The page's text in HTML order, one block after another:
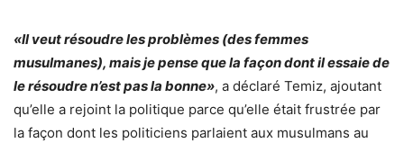
«Il veut résoudre les problèmes (des femmes
musulmanes), mais je pense que la façon dont il essaie de
le résoudre n’est pas la bonne», a déclaré Temiz, ajoutant
qu’elle a rejoint la politique parce qu’elle était frustrée par
la façon dont les politiciens parlaient aux musulmans au